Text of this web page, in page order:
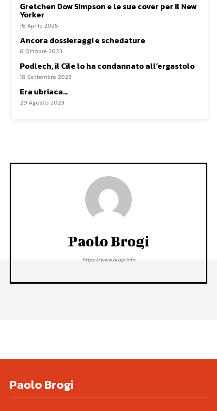
Gretchen Dow Simpson e le sue cover per il New
Yorker
16 Aprile 2025
Ancora dossieraggi e schedature
6 Ottobre 2023
Podlech, il Cile lo ha condannato all’ergastolo
18 Settembre 2023
Era ubriaca…
29 Agosto 2023
Paolo Brogi
https://www.brogi.info
Paolo Brogi